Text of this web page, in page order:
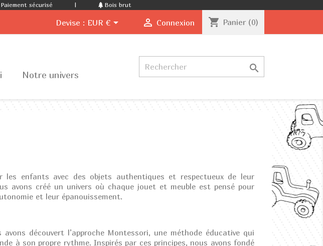
sécurisé | Bois brut
Devise : EUR €  Connexion shopping_cart Panier (0)

Notre univers
enfants avec des objets authentiques et respectueux de leur
avons créé un univers où chaque jouet et meuble est pensé pour
et leur épanouissement.
découvert l’approche Montessori, une méthode éducative qui
à son propre rythme. Inspirés par ces principes, nous avons fondé